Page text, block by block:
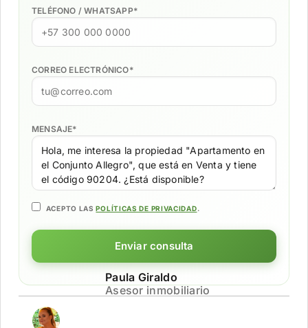
TELÉFONO / WHATSAPP*
CORREO ELECTRÓNICO*
MENSAJE*
ACEPTO LASPOLÍTICAS DE PRIVACIDAD.
Enviar consulta
Paula Giraldo
Asesor inmobiliario